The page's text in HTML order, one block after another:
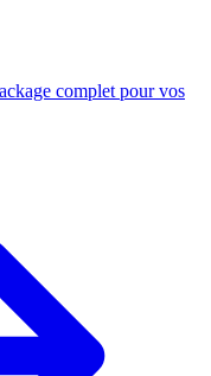
complet pour vos